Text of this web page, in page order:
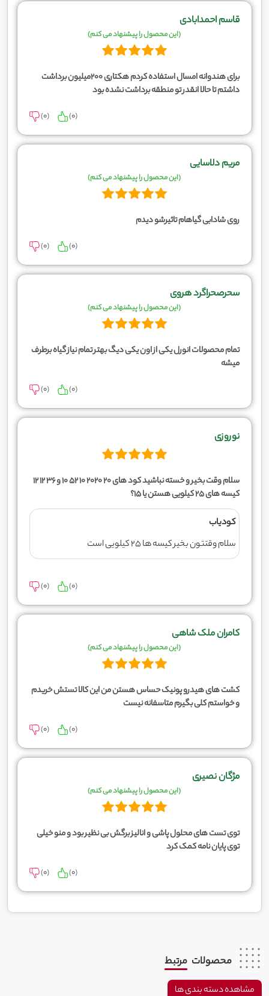
قاسم احمدابادی
(این محصول را پیشنهاد می کنم)
برای هندوانه امسال استفاده کردم هکتاری 200میلیون برداشت
داشتم تا حالا انقدر تو منطقه برداشت نشده بود
(
0
) (
0
)
مریم دلاسایی
(این محصول را پیشنهاد می کنم)
روی شادابی گیاهام تاثیرشو دیدم
(
0
) (
0
)
سحرصحراگرد هروی
(این محصول را پیشنهاد می کنم)
تمام محصولات انورل یکی از اون یکی دیگ بهتر تمام نیاز گیاه برطرف
میشه
(
0
) (
0
)
نوروزی
سلام وقت بخیر و خسته نباشید کود های ۲۰ ۲۰۲۰ ۱۰ ۵۲ ۱۰ و ۳۶ ۱۲ ۱۲
کیسه های ۲۵ کیلویی هستن یا ۱۵؟
کودیاب
سلام وقتتون بخیر کیسه ها 25 کیلویی است
(
0
) (
0
)
کامران ملک شاهی
(این محصول را پیشنهاد می کنم)
کشت های هیدرو پونیک حساس هستن من این کالا تستش خریدم
و خواستم کلی بگیرم متاسفانه نیست
(
0
) (
0
)
مژگان نصیری
(این محصول را پیشنهاد می کنم)
توی تست های محلول پاشی و انالیز برگش بی نظیر بود و منو خیلی
توی پایان نامه کمک کرد
(
0
) (
0
)
محصولات مرتبط
مشاهده دسته بندی ها